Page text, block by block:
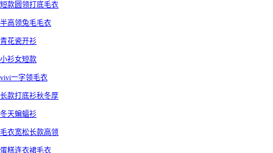
短款圆领打底毛衣
半高领兔毛毛衣
青花瓷开衫
小衫女短款
vivi一字领毛衣
长款打底衫秋冬厚
冬天蝙蝠衫
毛衣宽松长款高领
蛋糕连衣裙毛衣